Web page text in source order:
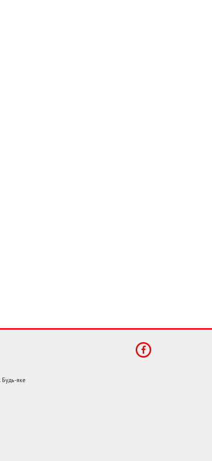
Будь-яке